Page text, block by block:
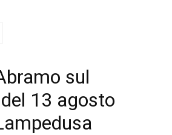
sul
13 agosto